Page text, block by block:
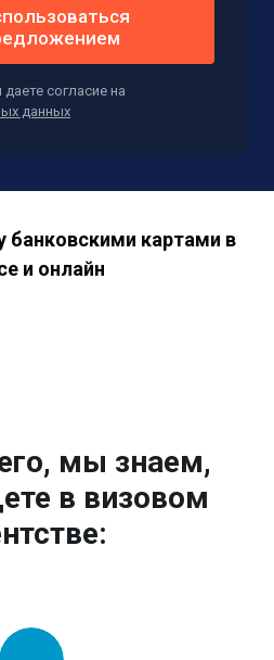
согласие на
данных
банковскими картами в
и онлайн
мы знаем,
в визовом